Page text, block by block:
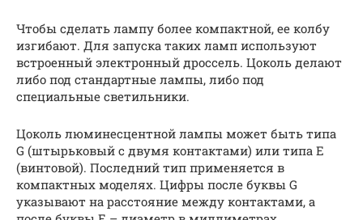
Чтобы сделать лампу более компактной, ее колбу
изгибают. Для запуска таких ламп используют
встроенный электронный дроссель. Цоколь делают
либо под стандартные лампы, либо под
специальные светильники.
Цоколь люминесцентной лампы может быть типа
G (штырьковый с двумя контактами) или типа E
(винтовой). Последний тип применяется в
компактных моделях. Цифры после буквы G
указывают на расстояние между контактами, а